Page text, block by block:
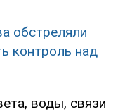
обстреляли
контроль над
воды, связи